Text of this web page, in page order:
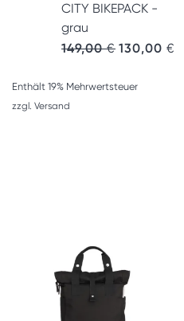
CITY BIKEPACK -
grau
149,00€ 130,00 €
Enthält 19% Mehrwertsteuer
zzgl. Versand